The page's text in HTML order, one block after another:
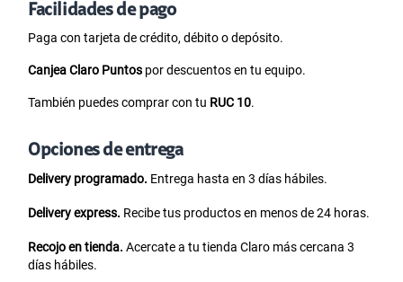
Facilidades de pago
Paga con tarjeta de crédito, débito o depósito.
Canjea Claro Puntos por descuentos en tu equipo.
También puedes comprar con tu RUC 10.
Opciones de entrega
Delivery programado. Entrega hasta en 3 días hábiles.
Delivery express. Recibe tus productos en menos de 24 horas.
Recojo en tienda. Acercate a tu tienda Claro más cercana 3
días hábiles.